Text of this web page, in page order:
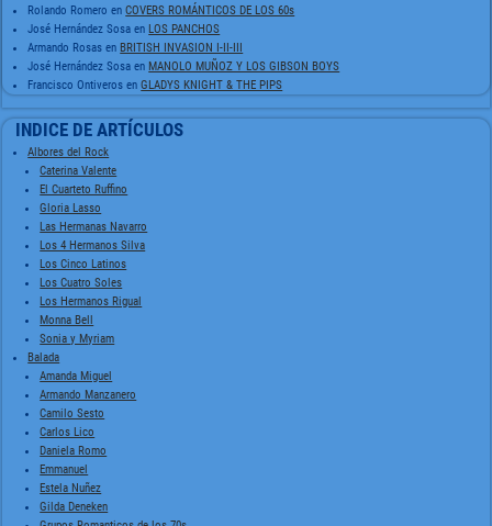
Rolando Romero enCOVERS ROMÁNTICOS DE LOS 60s
José Hernández Sosa enLOS PANCHOS
Armando Rosas enBRITISH INVASION I-II-III
José Hernández Sosa enMANOLO MUÑOZ Y LOS GIBSON BOYS
Francisco Ontiveros enGLADYS KNIGHT & THE PIPS
INDICE DE ARTÍCULOS
Albores del Rock
Caterina Valente
El Cuarteto Ruffino
Gloria Lasso
Las Hermanas Navarro
Los 4 Hermanos Silva
Los Cinco Latinos
Los Cuatro Soles
Los Hermanos Rigual
Monna Bell
Sonia y Myriam
Balada
Amanda Miguel
Armando Manzanero
Camilo Sesto
Carlos Lico
Daniela Romo
Emmanuel
Estela Nuñez
Gilda Deneken